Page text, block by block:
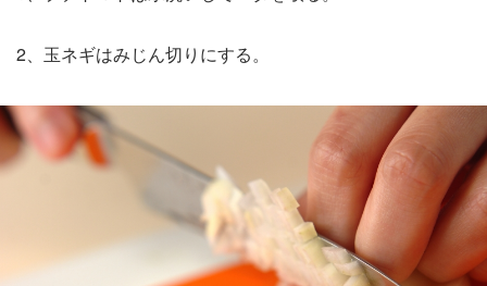
2、玉ネギはみじん切りにする。